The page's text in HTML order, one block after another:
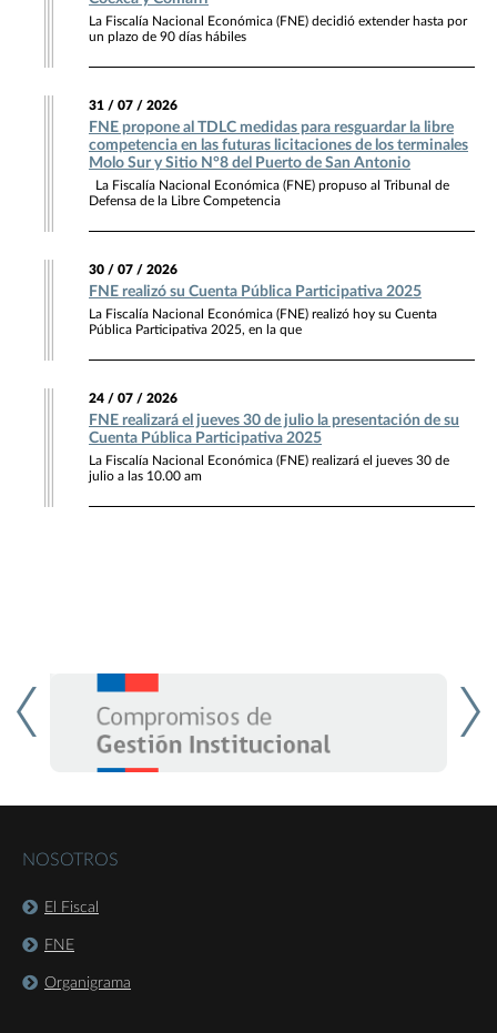
La Fiscalía Nacional Económica (FNE) decidió extender hasta por
un plazo de 90 días hábiles
31 / 07 / 2026
FNE propone al TDLC medidas para resguardar la libre
competencia en las futuras licitaciones de los terminales
Molo Sur y Sitio N°8 del Puerto de San Antonio
La Fiscalía Nacional Económica (FNE) propuso al Tribunal de
Defensa de la Libre Competencia
30 / 07 / 2026
FNE realizó su Cuenta Pública Participativa 2025
La Fiscalía Nacional Económica (FNE) realizó hoy su Cuenta
Pública Participativa 2025, en la que
24 / 07 / 2026
FNE realizará el jueves 30 de julio la presentación de su
Cuenta Pública Participativa 2025
La Fiscalía Nacional Económica (FNE) realizará el jueves 30 de
julio a las 10.00 am
NOSOTROS
El Fiscal
FNE
Organigrama